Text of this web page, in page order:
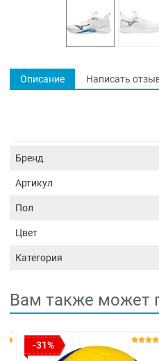
Описание Написать
Бренд
Артикул
Пол
Цвет
Категория
Вам также может
-31%